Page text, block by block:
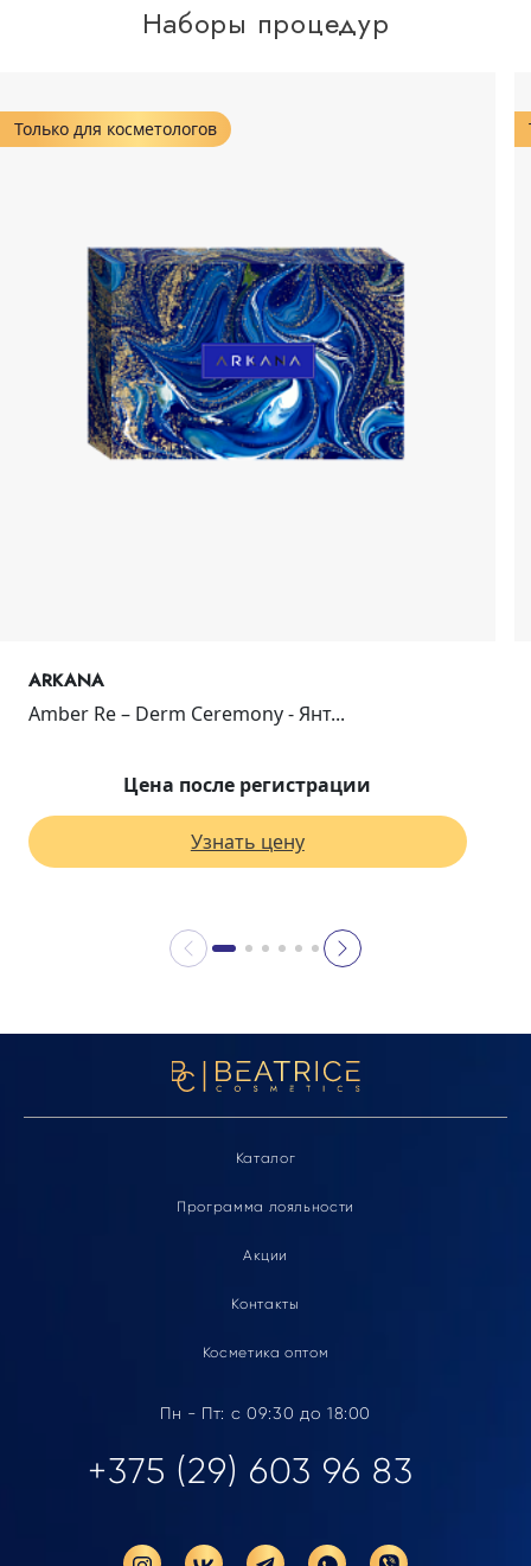
Наборы процедур
Только для косметологов
ARKANA
Amber Re – Derm Ceremony - Янт...
Цена после регистрации
Узнать цену
Каталог
Программа лояльности
Акции
Контакты
Косметика оптом
Пн - Пт: с 09:30 до 18:00
+375 (29) 603 96 83